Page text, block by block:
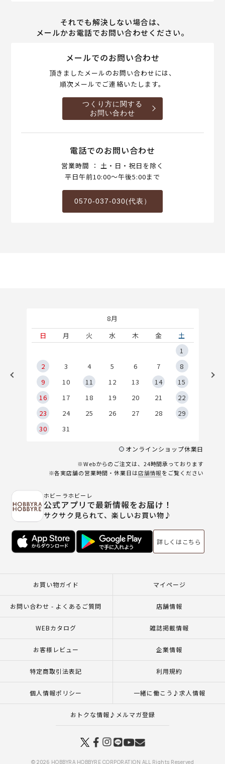
それでも解決しない場合は、
メールかお電話でお問い合わせください。
メールでのお問い合わせ
頂きましたメールのお問い合わせには、
順次メールでご連絡いたします。
つくり方に関する
お問い合わせ
電話でのお問い合わせ
営業時間 ： 土・日・祝日を除く
平日午前10:00～午後5:00まで
0570-037-030(代表）
8月
日
月 火 水 木 金
土
1
2
3 4 5 6 7
8
9
10 11 12 13 14
15
16
17 18 19 20 21
22
23
24 25 26 27 28
29
30
31
オンラインショップ休業日
※Webからのご注文は、24時間承っております
※各実店舗の営業時間・休業日は店舗情報をご覧ください
ホビーラホビーレ
公式アプリで最新情報をお届け！
サクサク見られて、楽しいお買い物♪
詳しくはこちら
お買い物ガイド マイページ
お問い合わせ - よくあるご質問 店舗情報
WEBカタログ 雑誌掲載情報
お客様レビュー 企業情報
特定商取引法表記 利用規約
個人情報ポリシー 一緒に働こう♪求人情報
おトクな情報♪メルマガ登録
© 2026 HOBBYRA HOBBYRE CORPORATION ALL Rights Reserved